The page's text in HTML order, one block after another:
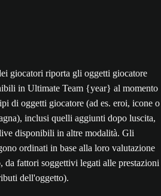
giocatori riporta gli oggetti giocatore
in Ultimate Team {year} al momento
di oggetti giocatore (ad es. eroi, icone o
inclusi quelli aggiunti dopo luscita,
disponibili in altre modalità. Gli
ordinati in base alla loro valutazione
da fattori soggettivi legati alle prestazioni
dell'oggetto).